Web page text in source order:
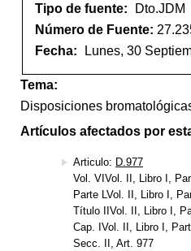
Tipo de fuente:
Dto.JDM
Número de Fuente:
Fecha:
Lunes, 30
Tema:
Disposiciones
Artículos afectados por
Articulo: D.977
Vol. VIVol. II, Libro I,
Parte LVol. II, Libro I,
Título IIVol. II, Libro I,
Cap. IVol. II, Libro I,
Secc. II, Art. 977